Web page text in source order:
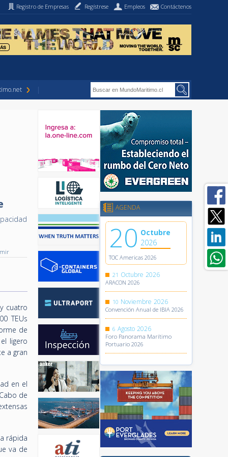
Registro de Empresas Regístrese Empleos Contáctenos
cuatro
TEUs
de
ligero
a gran
en el
de
rápida
va de
AGENDA
20 Octubre
2026
TOC Americas 2026
21 Octubre 2026
ARACON 2026
10 Noviembre 2026
Convención Anual de IBIA 2026
6 Agosto 2026
Foro Panorama Marítimo
Portuario 2026